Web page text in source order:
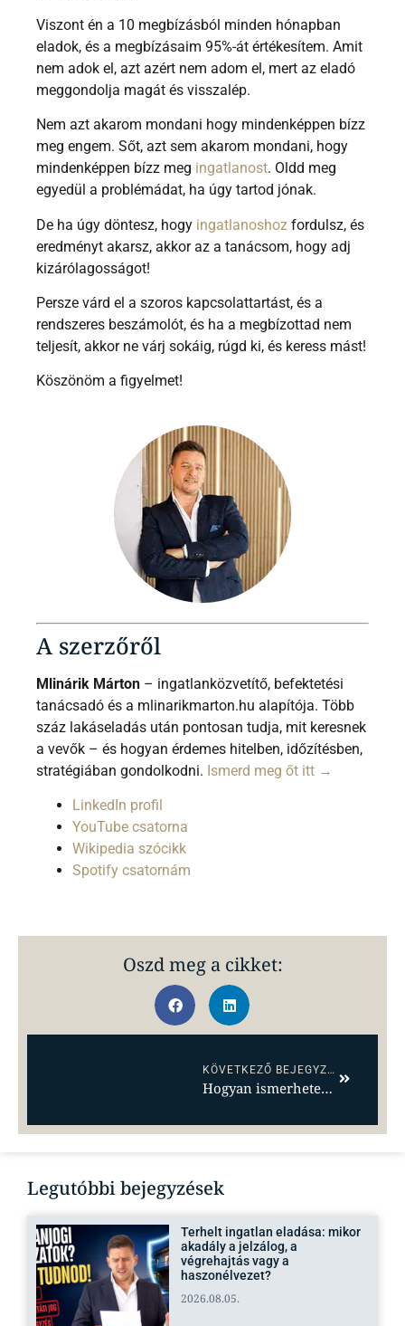
Viszont én a 10 megbízásból minden hónapban
eladok, és a megbízásaim 95%-át értékesítem. Amit
nem adok el, azt azért nem adom el, mert az eladó
meggondolja magát és visszalép.
Nem azt akarom mondani hogy mindenképpen bízz
meg engem. Sőt, azt sem akarom mondani, hogy
mindenképpen bízz meg ingatlanost. Oldd meg
egyedül a problémádat, ha úgy tartod jónak.
De ha úgy döntesz, hogy ingatlanoshoz fordulsz, és
eredményt akarsz, akkor az a tanácsom, hogy adj
kizárólagosságot!
Persze várd el a szoros kapcsolattartást, és a
rendszeres beszámolót, és ha a megbízottad nem
teljesít, akkor ne várj sokáig, rúgd ki, és keress mást!
Köszönöm a figyelmet!
A szerzőről
Mlinárik Márton – ingatlanközvetítő, befektetési
tanácsadó és a mlinarikmarton.hu alapítója. Több
száz lakáseladás után pontosan tudja, mit keresnek
a vevők – és hogyan érdemes hitelben, időzítésben,
stratégiában gondolkodni. Ismerd meg őt itt →
LinkedIn profil
YouTube csatorna
Wikipedia szócikk
Spotify csatornám
Oszd meg a cikket:
KÖVETKEZŐ BEJEGYZÉS
Hogyan ismerheted fel a komoly vevőt az ingatlan eladás menete során?
Legutóbbi bejegyzések
Terhelt ingatlan eladása: mikor
akadály a jelzálog, a
végrehajtás vagy a
haszonélvezet?
2026.08.05.